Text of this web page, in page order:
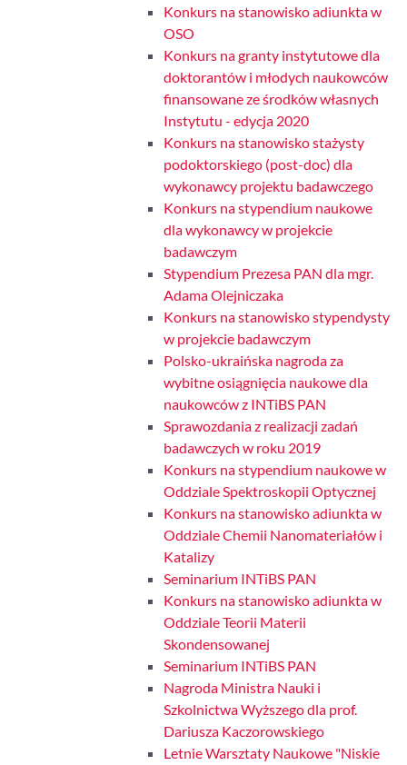
Konkurs na stanowisko adiunkta w
OSO
Konkurs na granty instytutowe dla
doktorantów i młodych naukowców
finansowane ze środków własnych
Instytutu - edycja 2020
Konkurs na stanowisko stażysty
podoktorskiego (post-doc) dla
wykonawcy projektu badawczego
Konkurs na stypendium naukowe
dla wykonawcy w projekcie
badawczym
Stypendium Prezesa PAN dla mgr.
Adama Olejniczaka
Konkurs na stanowisko stypendysty
w projekcie badawczym
Polsko-ukraińska nagroda za
wybitne osiągnięcia naukowe dla
naukowców z INTiBS PAN
Sprawozdania z realizacji zadań
badawczych w roku 2019
Konkurs na stypendium naukowe w
Oddziale Spektroskopii Optycznej
Konkurs na stanowisko adiunkta w
Oddziale Chemii Nanomateriałów i
Katalizy
Seminarium INTiBS PAN
Konkurs na stanowisko adiunkta w
Oddziale Teorii Materii
Skondensowanej
Seminarium INTiBS PAN
Nagroda Ministra Nauki i
Szkolnictwa Wyższego dla prof.
Dariusza Kaczorowskiego
Letnie Warsztaty Naukowe "Niskie